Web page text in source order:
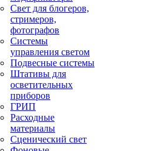
Свет для блогеров,
стримеров,
фотографов
Системы
управления светом
Подвесные системы
Штативы для
осветительных
приборов
ГРИП
Расходные
материалы
Сценический свет